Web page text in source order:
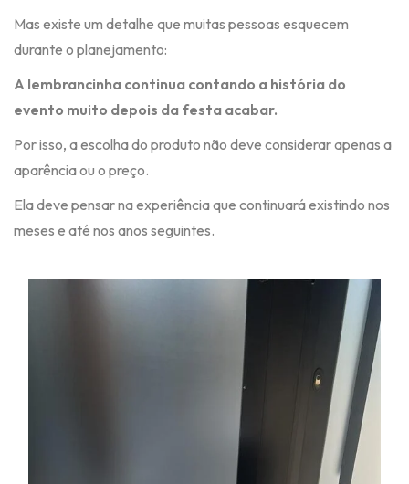
Mas existe um detalhe que muitas pessoas esquecem
durante o planejamento:
A lembrancinha continua contando a história do
evento muito depois da festa acabar.
Por isso, a escolha do produto não deve considerar apenas a
aparência ou o preço.
Ela deve pensar na experiência que continuará existindo nos
meses e até nos anos seguintes.